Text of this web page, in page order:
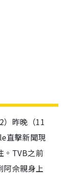
）昨晚（11
直擊新聞現
。TVB之前
阿佘親身上